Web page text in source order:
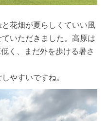
花畑が夏らしくていい風
いただきました。高原は
く、まだ外を歩ける暑さ
やすいですね。